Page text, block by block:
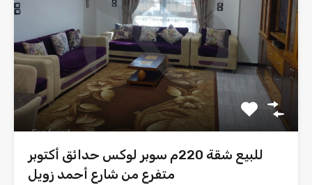
للبيع شقة 220م سوبر لوكس حدائق أكتوبر
متفرع من شارع أحمد زويل